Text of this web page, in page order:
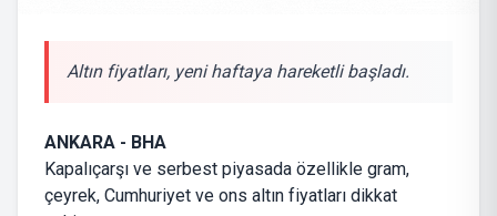
Altın fiyatları, yeni haftaya hareketli başladı.
ANKARA - BHA
Kapalıçarşı ve serbest piyasada özellikle gram,
çeyrek, Cumhuriyet ve ons altın fiyatları dikkat